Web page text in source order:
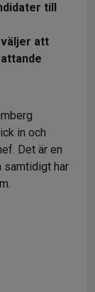
till
väljer att
in och
Det är en
samtidigt har